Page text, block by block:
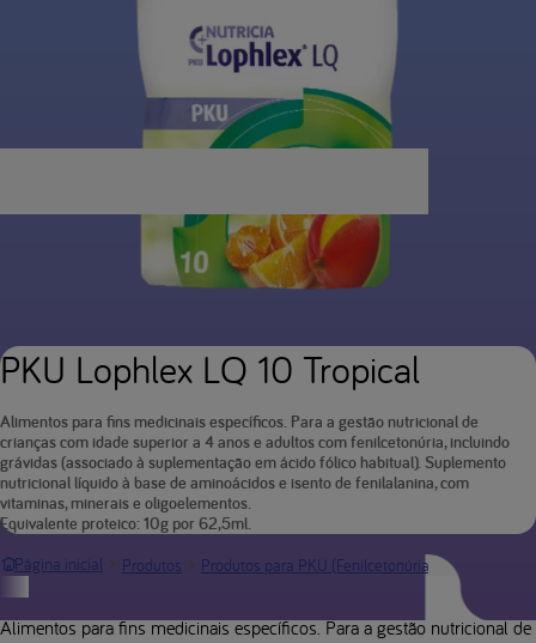
PKU Lophlex LQ 10 Tropical
Alimentos para fins medicinais específicos. Para a gestão nutricional de
crianças com idade superior a 4 anos e adultos com fenilcetonúria, incluindo
grávidas (associado à suplementação em ácido fólico habitual). Suplemento
nutricional líquido à base de aminoácidos e isento de fenilalanina, com
vitaminas, minerais e oligoelementos.
Equivalente proteico: 10g por 62,5ml.
Página inicial
Produtos Produtos para PKU (Fenilcetonúria) Página de
Descrição do produto
Alimentos para fins medicinais específicos. Para a gestão nutricional de